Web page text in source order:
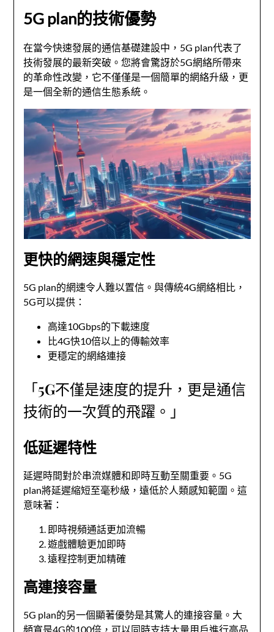
5G plan的技術優勢
在當今快速發展的通信基礎建設中，5G plan代表了
技術發展的最新突破。您將會驚訝於5G網絡所帶來
的革命性改變，它不僅僅是一個簡單的網絡升級，更
是一個全新的通信生態系統。
更快的網速與穩定性
5G plan的網速令人難以置信。與傳統4G網絡相比，
5G可以提供：
高達10Gbps的下載速度
比4G快10倍以上的傳輸效率
更穩定的網絡連接
「5G不僅是速度的提升，更是通信
技術的一次質的飛躍。」
低延遲特性
延遲時間對於串流媒體和即時互動至關重要。5G
plan將延遲縮短至毫秒級，遠低於人類感知範圍。這
意味著：
即時視頻通話更加流暢
遊戲體驗更加即時
遠程控制更加精確
高連接容量
5G plan的另一個顯著優勢是其驚人的連接容量。大
頻寬是4G的100倍，可以同時支持大量用戶進行高品